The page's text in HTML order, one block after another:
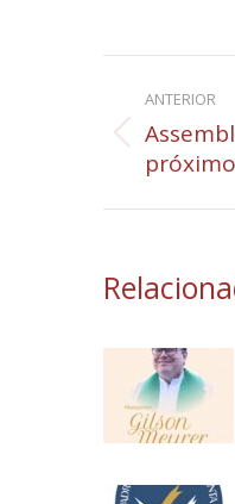
de
post:
ANTERIOR
Post
anterior: